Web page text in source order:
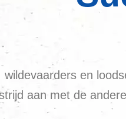
en
aan met de